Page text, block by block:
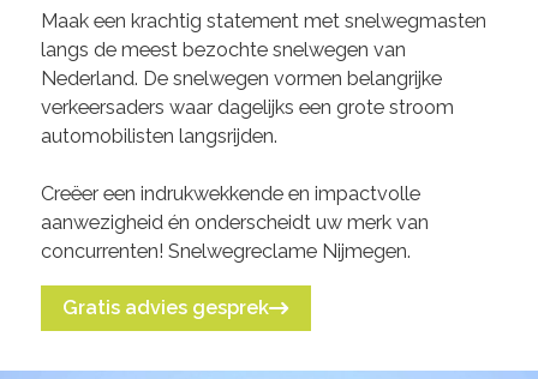
Maak een krachtig statement met snelwegmasten
langs de meest bezochte snelwegen van
Nederland. De snelwegen vormen belangrijke
verkeersaders waar dagelijks een grote stroom
automobilisten langsrijden.
Creëer een indrukwekkende en impactvolle
aanwezigheid én onderscheidt uw merk van
concurrenten! Snelwegreclame Nijmegen.
Gratis advies gesprek